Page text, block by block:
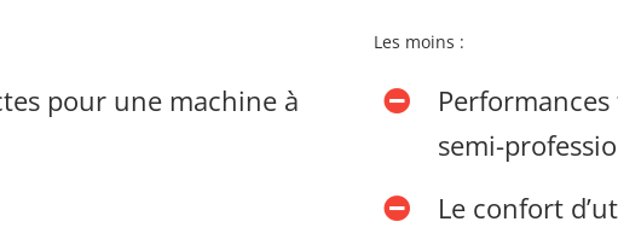
pour une machine à
Les moins :
semi-
Le confort